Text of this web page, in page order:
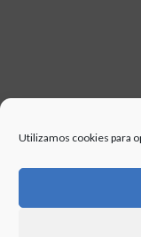
Utilizamos cookies para